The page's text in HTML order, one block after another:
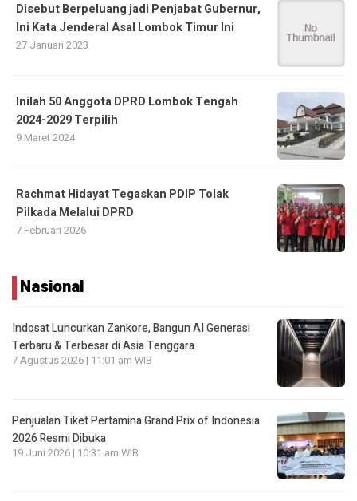
Disebut Berpeluang jadi Penjabat Gubernur,
Ini Kata Jenderal Asal Lombok Timur Ini
27 Januari 2023
Inilah 50 Anggota DPRD Lombok Tengah
2024-2029 Terpilih
9 Maret 2024
Rachmat Hidayat Tegaskan PDIP Tolak
Pilkada Melalui DPRD
7 Februari 2026
Nasional
Indosat Luncurkan Zankore, Bangun AI Generasi
Terbaru & Terbesar di Asia Tenggara
7 Agustus 2026 | 11:01 am WIB
Penjualan Tiket Pertamina Grand Prix of Indonesia
2026 Resmi Dibuka
19 Juni 2026 | 10:31 am WIB